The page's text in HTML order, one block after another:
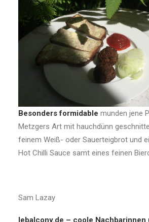
Besonders formidable munden jene
Metzgers Art mit hauchdünn
feinem Weiß- oder Sauerteigbrot und
Hot Chilli Sauce samt eines feinen
Sam Lazay
lebalcony.de – coole Nachbarinnen